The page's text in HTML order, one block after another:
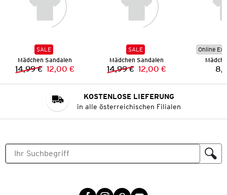
SALE
Mädchen Sandalen
Vorheriger Preis:
14,99 € Neuer Preis:
12,00 €
SALE
Mädchen Sandalen
Vorheriger Preis:
14,99 € Neuer Preis:
12,00 €
Online
KOSTENLOSE LIEFERUNG
in alle österreichischen Filialen